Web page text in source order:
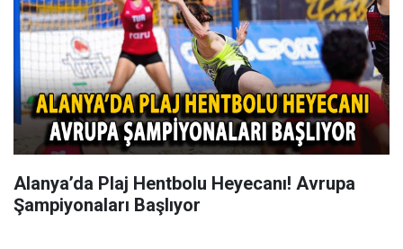
Alanya’da Plaj Hentbolu Heyecanı! Avrupa
Şampiyonaları Başlıyor